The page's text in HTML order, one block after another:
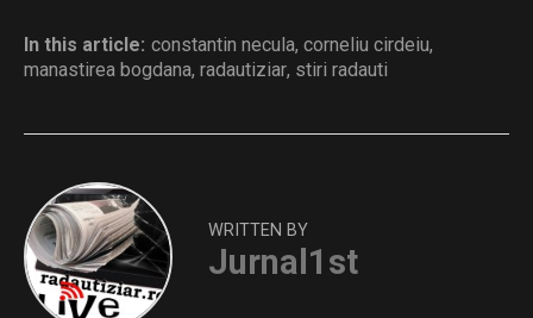
In this article: constantin necula, corneliu cirdeiu,
manastirea bogdana, radautiziar, stiri radauti
WRITTEN BY
Jurnal1st